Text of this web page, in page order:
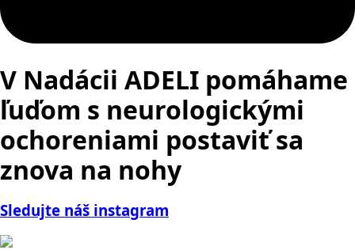
V Nadácii ADELI pomáhame
ľuďom s neurologickými
ochoreniami postaviť sa
znova na nohy
Sledujte náš instagram